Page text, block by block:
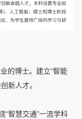
的博士。建立“智能
新人才。
“智慧交通”一流学科